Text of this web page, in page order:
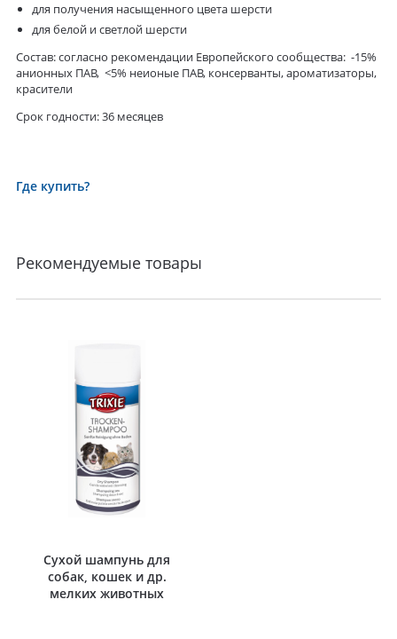
для получения насыщенного цвета шерсти
для белой и светлой шерсти
Состав: согласно рекомендации Европейского сообщества: -15%
анионных ПАВ, <5% неионые ПАВ, консерванты, ароматизаторы,
красители
Срок годности: 36 месяцев
Где купить?
Рекомендуемые товары
Сухой шампунь для
собак, кошек и др.
мелких животных